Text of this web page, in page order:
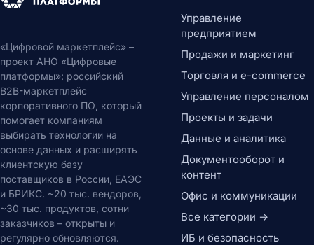
«Цифровой маркетплейс» –
проект АНО «Цифровые
платформы»: российский
B2B-маркетплейс
корпоративного ПО, который
помогает компаниям
выбирать технологии на
основе данных и расширять
клиентскую базу
поставщиков в России, ЕАЭС
и БРИКС. ~20 тыс. вендоров,
~30 тыс. продуктов, сотни
заказчиков – открыты и
регулярно обновляются.
Управление
предприятием
Продажи и маркетинг
Торговля и e-commerce
Управление персоналом
Проекты и задачи
Данные и аналитика
Документооборот и
контент
Офис и коммуникации
Все категории →
ИБ и безопасность